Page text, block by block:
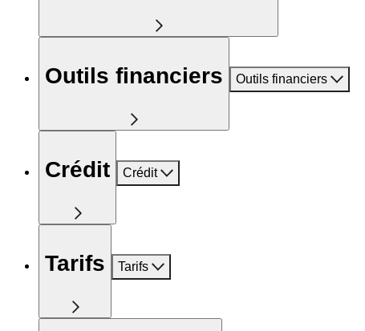
Outils financiers Outils financiers
Crédit Crédit
Tarifs Tarifs